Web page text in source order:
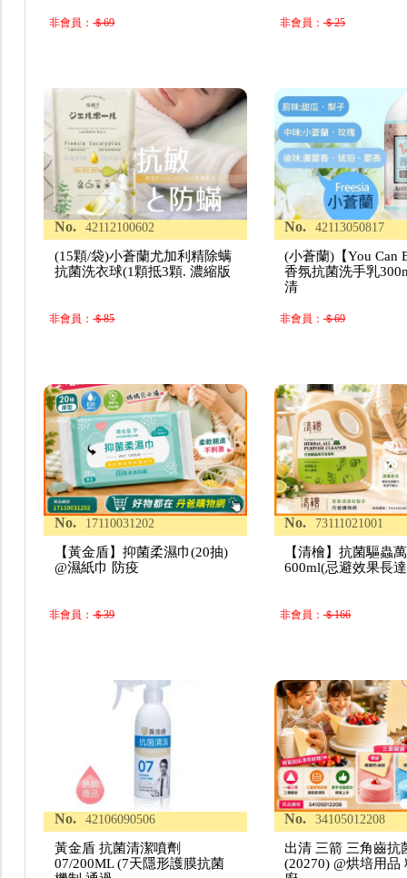
非會員：＄69 非會員： ＄25
No. 42112100602
(15顆/袋)小蒼蘭尤加利精除螨
抗菌洗衣球(1顆抵3顆. 濃縮版
非會員：＄85
No. 42113050817
(小蒼蘭)【You Can
香氛抗菌洗手乳
清
非會員： ＄69
No. 17110031202
【黃金盾】抑菌柔濕巾(20抽)
@濕紙巾 防疫
非會員：＄39
No. 73111021001
【清檜】抗菌驅蟲
600ml(忌避效果長
非會員： ＄166
No. 42106090506
黃金盾 抗菌清潔噴劑
07/200ML (7天隱形護膜抗菌
No. 34105012208
出清 三箭 三角齒抗
(20270) @烘培用品